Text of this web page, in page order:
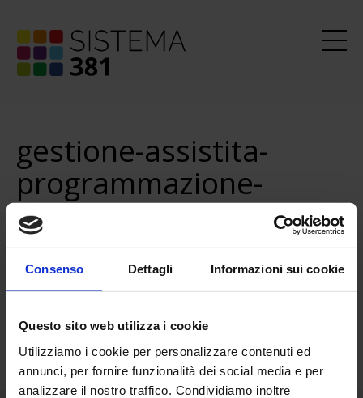
Consenso Dettagli Informazioni sui cookie
Questo sito web utilizza i cookie
Utilizziamo i cookie per personalizzare contenuti ed
annunci, per fornire funzionalità dei social media e per
analizzare il nostro traffico. Condividiamo inoltre
gestione-assistita-
programmazione-
attivita-operatore-alice
Sorprendente vero?